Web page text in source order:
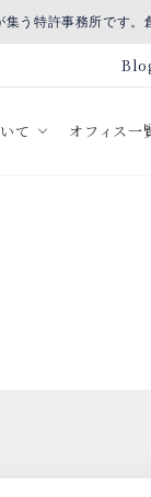
う特許事務所です
て オフィス一